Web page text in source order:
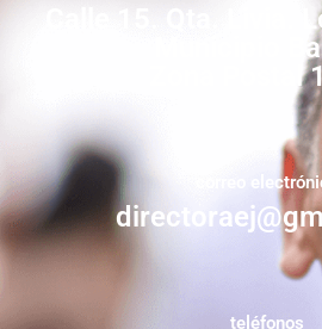
Calle 15. Qta. Livia.
Municipio
Zona Postal
correo
teléfonos